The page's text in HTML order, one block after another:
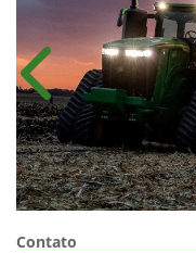
Anterior
Contato